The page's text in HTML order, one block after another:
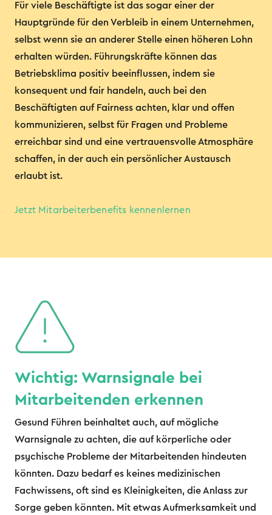
Für viele Beschäftigte ist das sogar einer der
Hauptgründe für den Verbleib in einem Unternehmen,
selbst wenn sie an anderer Stelle einen höheren Lohn
erhalten würden. Führungskräfte können das
Betriebsklima positiv beeinflussen, indem sie
konsequent und fair handeln, auch bei den
Beschäftigten auf Fairness achten, klar und offen
kommunizieren, selbst für Fragen und Probleme
erreichbar sind und eine vertrauensvolle Atmosphäre
schaffen, in der auch ein persönlicher Austausch
erlaubt ist.
Jetzt Mitarbeiterbenefits kennenlernen
Wichtig: Warnsignale bei
Mitarbeitenden erkennen
Gesund Führen beinhaltet auch, auf mögliche
Warnsignale zu achten, die auf körperliche oder
psychische Probleme der Mitarbeitenden hindeuten
könnten. Dazu bedarf es keines medizinischen
Fachwissens, oft sind es Kleinigkeiten, die Anlass zur
Sorge geben könnten. Mit etwas Aufmerksamkeit und